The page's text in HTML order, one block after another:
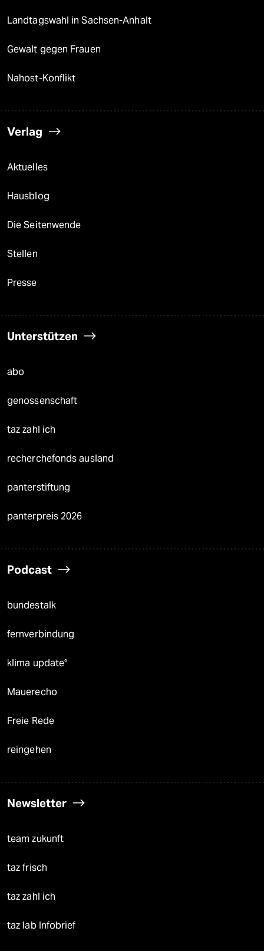
Landtagswahl in Sachsen-Anhalt
Gewalt gegen Frauen
Nahost-Konflikt
Verlag
Aktuelles
Hausblog
Die Seitenwende
Stellen
Presse
Unterstützen
abo
genossenschaft
taz zahl ich
recherchefonds ausland
panterstiftung
panterpreis 2026
Podcast
bundestalk
fernverbindung
klima update°
Mauerecho
Freie Rede
reingehen
Newsletter
team zukunft
taz frisch
taz zahl ich
taz lab Infobrief